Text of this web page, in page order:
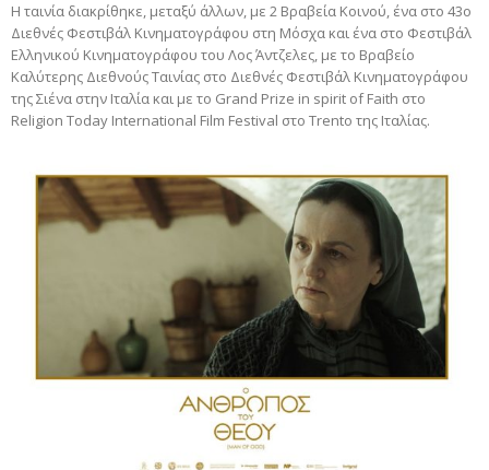
Η ταινία διακρίθηκε, μεταξύ άλλων, με 2 Bραβεία Kοινού, ένα στο 43ο
Διεθνές Φεστιβάλ Κινηματογράφου στη Μόσχα και ένα στο Φεστιβάλ
Ελληνικού Κινηματογράφου του Λος Άντζελες, με το Βραβείο
Καλύτερης Διεθνούς Ταινίας στο Διεθνές Φεστιβάλ Κινηματογράφου
της Σιένα στην Ιταλία και με το Grand Prize in spirit of Faith στο
Religion Today International Film Festival στο Trento της Ιταλίας.